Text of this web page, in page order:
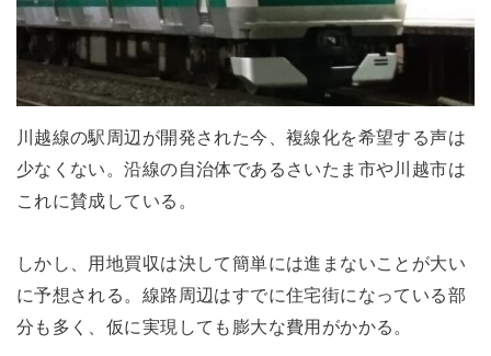
川越線の駅周辺が開発された今、複線化を希望する声は
少なくない。沿線の自治体であるさいたま市や川越市は
これに賛成している。
しかし、用地買収は決して簡単には進まないことが大い
に予想される。線路周辺はすでに住宅街になっている部
分も多く、仮に実現しても膨大な費用がかかる。